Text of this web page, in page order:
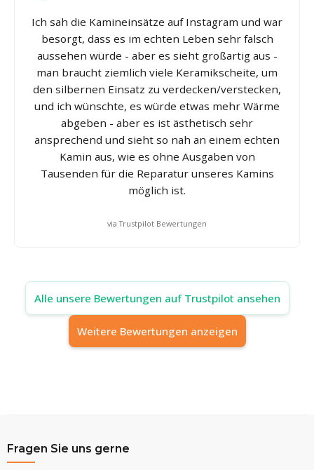
Ich sah die Kamineinsätze auf Instagram und war
besorgt, dass es im echten Leben sehr falsch
aussehen würde - aber es sieht großartig aus -
man braucht ziemlich viele Keramikscheite, um
den silbernen Einsatz zu verdecken/verstecken,
und ich wünschte, es würde etwas mehr Wärme
abgeben - aber es ist ästhetisch sehr
ansprechend und sieht so nah an einem echten
Kamin aus, wie es ohne Ausgaben von
Tausenden für die Reparatur unseres Kamins
möglich ist.
via Trustpilot Bewertungen
Alle unsere Bewertungen auf Trustpilot ansehen
Weitere Bewertungen anzeigen
Fragen Sie uns gerne